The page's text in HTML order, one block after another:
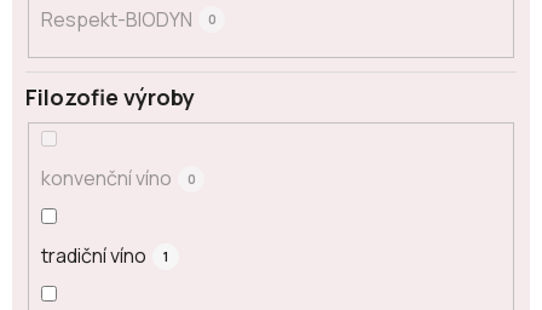
Respekt-BIODYN 0
Filozofie výroby
konvenční víno 0
tradiční víno 1